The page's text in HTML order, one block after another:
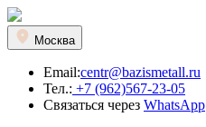
Москва
Email:centr@bazismetall.ru
Тел.: +7 (962)567-23-05
Связаться через WhatsApp